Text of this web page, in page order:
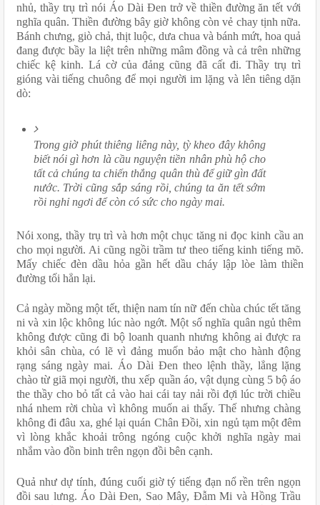
nhủ, thầy trụ trì nói Áo Dài Đen trở về thiền đường ăn tết với
nghĩa quân. Thiền đường bây giờ không còn vẻ chay tịnh nữa.
Bánh chưng, giò chả, thịt luộc, dưa chua và bánh mứt, hoa quả
đang được bầy la liệt trên những mâm đồng và cả trên những
chiếc kệ kinh. Lá cờ của đảng cũng đã cất đi. Thầy trụ trì
gióng vài tiếng chuông để mọi người im lặng và lên tiêng dặn
dò:
Trong giờ phút thiêng liêng này, tỳ kheo đây không
biết nói gì hơn là cầu nguyện tiền nhân phù hộ cho
tất cả chúng ta chiến thắng quân thù để giữ gìn đất
nước. Trời cũng sắp sáng rồi, chúng ta ăn tết sớm
rồi nghỉ ngơi để còn có sức cho ngày mai.
Nói xong, thầy trụ trì và hơn một chục tăng ni đọc kinh cầu an
cho mọi người. Ai cũng ngồi trầm tư theo tiếng kinh tiếng mõ.
Mấy chiếc đèn dầu hỏa gần hết dầu cháy lập lòe làm thiền
đường tối hẳn lại.
Cả ngày mồng một tết, thiện nam tín nữ đến chùa chúc tết tăng
ni và xin lộc không lúc nào ngớt. Một số nghĩa quân ngủ thêm
không được cũng đi bộ loanh quanh nhưng không ai được ra
khỏi sân chùa, có lẽ vì đảng muốn bảo mật cho hành động
rạng sáng ngày mai. Áo Dài Đen theo lệnh thầy, lẳng lặng
chào từ giã mọi người, thu xếp quần áo, vật dụng cùng 5 bộ áo
the thầy cho bỏ tất cả vào hai cái tay nải rồi đợi lúc trời chiều
nhá nhem rời chùa vì không muốn ai thấy. Thế nhưng chàng
không đi đâu xa, ghé lại quán Chân Đồi, xin ngủ tạm một đêm
vì lòng khắc khoải trông ngóng cuộc khởi nghĩa ngày mai
nhắm vào đồn binh trên ngọn đồi bên cạnh.
Quả như dự tính, đúng cuối giờ tý tiếng đạn nổ rền trên ngọn
đồi sau lưng. Áo Dài Đen, Sao Mây, Đẫm Mi và Hồng Trầu